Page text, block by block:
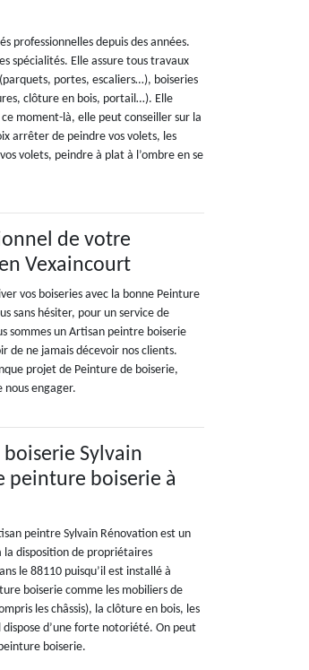
professionnelles depuis des années.
spécialités. Elle assure tous travaux
portes, escaliers…), boiseries
clôture en bois, portail…). Elle
moment-là, elle peut conseiller sur la
arrêter de peindre vos volets, les
volets, peindre à plat à l’ombre en se
de votre
Vexaincourt
vos boiseries avec la bonne Peinture
sans hésiter, pour un service de
sommes un Artisan peintre boiserie
de ne jamais décevoir nos clients.
projet de Peinture de boiserie,
nous engager.
Sylvain
peinture boiserie à
peintre Sylvain Rénovation est un
la disposition de propriétaires
le 88110 puisqu’il est installé à
boiserie comme les mobiliers de
les châssis), la clôture en bois, les
d’une forte notoriété. On peut
boiserie.